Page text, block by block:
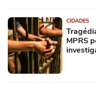
CIDADES
MPRS